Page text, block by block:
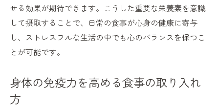
せる効果が期待できます。こうした重要な栄養素を意識
して摂取することで、日常の食事が心身の健康に寄与
し、ストレスフルな生活の中でも心のバランスを保つこ
とが可能です。
身体の免疫力を高める食事の取り入れ
方